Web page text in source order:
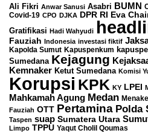
Ali Fikri Anwar Sanusi Asabri BUMN
Covid-19 CPO DJKA DPR RI
Eva
Gratifikasi Hadi Wahyudi
Fauziah Indonesia investasi fiktif
Kapolda Sumut Kapuspenkum
Sumedana Kejagung
Kemnaker Ketut Sumedana Komisi
Korupsi KPK KY LPEI
Mahkamah Agung Medan
Fauziah OTT Pertamina Polda
Taspen suap Sumatera Utara
Limpo TPPU Yaqut Cholil Qoumas